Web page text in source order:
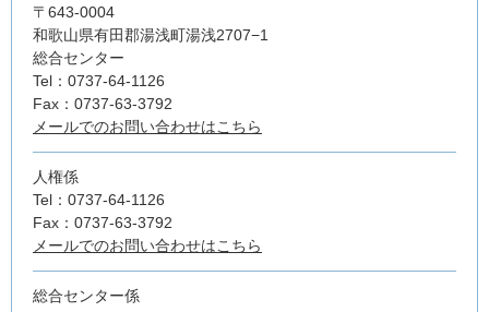
〒643-0004
和歌山県有田郡湯浅町湯浅2707−1
総合センター
Tel：0737-64-1126
Fax：0737-63-3792
メールでのお問い合わせはこちら
人権係
Tel：0737-64-1126
Fax：0737-63-3792
メールでのお問い合わせはこちら
総合センター係